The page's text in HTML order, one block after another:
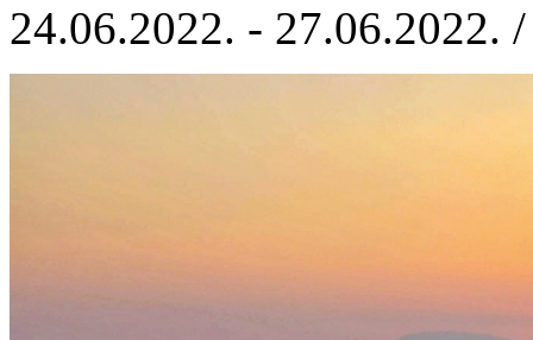
24.06.2022. - 27.06.2022.